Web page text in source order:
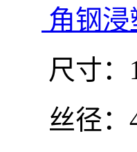
角钢浸
尺寸：
丝径：